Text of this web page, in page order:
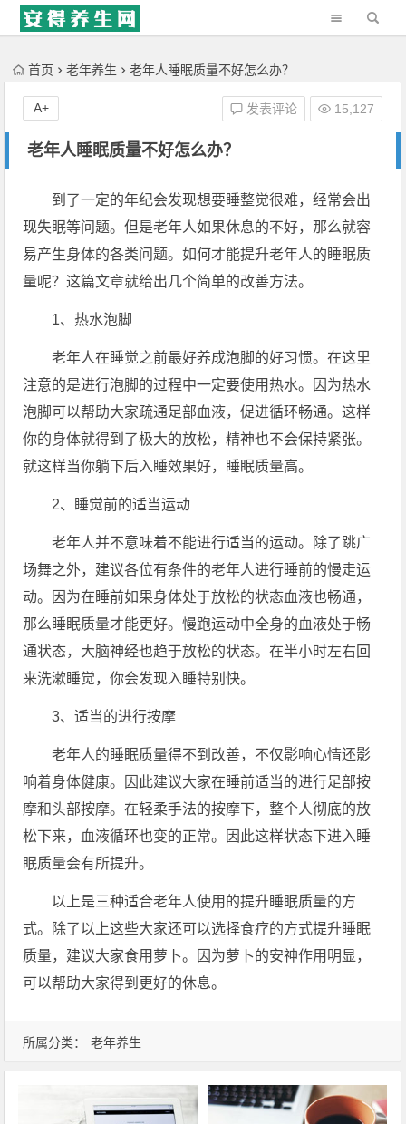
'); })();
首页 老年养生 老年人睡眠质量不好怎么办？
老年人睡眠质量不好怎么办？
发表评论 15,127
A+
所属分类： 老年养生
到了一定的年纪会发现想要睡整觉很难，经常会出
现失眠等问题。但是老年人如果休息的不好，那么就容
易产生身体的各类问题。如何才能提升老年人的睡眠质
量呢？这篇文章就给出几个简单的改善方法。
1、热水泡脚
老年人在睡觉之前最好养成泡脚的好习惯。在这里
注意的是进行泡脚的过程中一定要使用热水。因为热水
泡脚可以帮助大家疏通足部血液，促进循环畅通。这样
你的身体就得到了极大的放松，精神也不会保持紧张。
就这样当你躺下后入睡效果好，睡眠质量高。
2、睡觉前的适当运动
老年人并不意味着不能进行适当的运动。除了跳广
场舞之外，建议各位有条件的老年人进行睡前的慢走运
动。因为在睡前如果身体处于放松的状态血液也畅通，
那么睡眠质量才能更好。慢跑运动中全身的血液处于畅
通状态，大脑神经也趋于放松的状态。在半小时左右回
来洗漱睡觉，你会发现入睡特别快。
3、适当的进行按摩
老年人的睡眠质量得不到改善，不仅影响心情还影
响着身体健康。因此建议大家在睡前适当的进行足部按
摩和头部按摩。在轻柔手法的按摩下，整个人彻底的放
松下来，血液循环也变的正常。因此这样状态下进入睡
眠质量会有所提升。
以上是三种适合老年人使用的提升睡眠质量的方
式。除了以上这些大家还可以选择食疗的方式提升睡眠
质量，建议大家食用萝卜。因为萝卜的安神作用明显，
可以帮助大家得到更好的休息。